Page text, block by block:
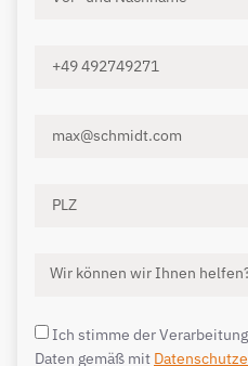
Ich stimme der
Daten gemäß mit